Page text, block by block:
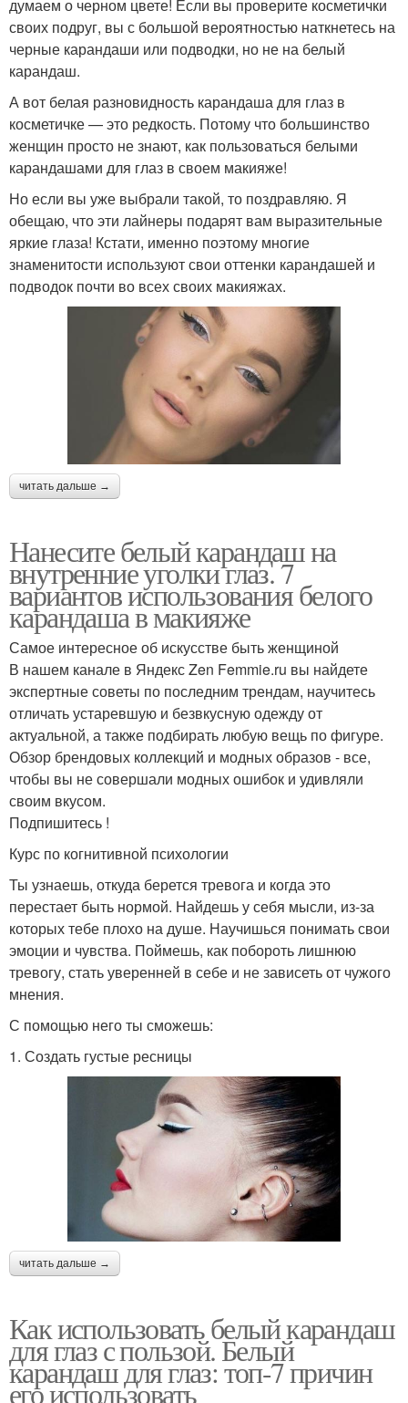
думаем о черном цвете! Если вы проверите косметички
своих подруг, вы с большой вероятностью наткнетесь на
черные карандаши или подводки, но не на белый
карандаш.
А вот белая разновидность карандаша для глаз в
косметичке — это редкость. Потому что большинство
женщин просто не знают, как пользоваться белыми
карандашами для глаз в своем макияже!
Но если вы уже выбрали такой, то поздравляю. Я
обещаю, что эти лайнеры подарят вам выразительные
яркие глаза! Кстати, именно поэтому многие
знаменитости используют свои оттенки карандашей и
подводок почти во всех своих макияжах.
читать дальше →
Нанесите белый карандаш на
внутренние уголки глаз. 7
вариантов использования белого
карандаша в макияже
Самое интересное об искусстве быть женщиной
В нашем канале в Яндекс Zen Femmie.ru вы найдете
экспертные советы по последним трендам, научитесь
отличать устаревшую и безвкусную одежду от
актуальной, а также подбирать любую вещь по фигуре.
Обзор брендовых коллекций и модных образов - все,
чтобы вы не совершали модных ошибок и удивляли
своим вкусом.
Подпишитесь !
Курс по когнитивной психологии
Ты узнаешь, откуда берется тревога и когда это
перестает быть нормой. Найдешь у себя мысли, из-за
которых тебе плохо на душе. Научишься понимать свои
эмоции и чувства. Поймешь, как побороть лишнюю
тревогу, стать уверенней в себе и не зависеть от чужого
мнения.
С помощью него ты сможешь:
1. Создать густые ресницы
читать дальше →
Как использовать белый карандаш
для глаз с пользой. Белый
карандаш для глаз: топ-7 причин
его использовать